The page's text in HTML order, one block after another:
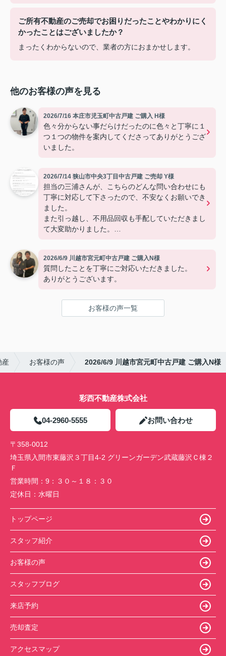
ご所有不動産のご売却でお困りだったことやわかりにく
かったことはございましたか？
まったくわからないので、業者の方におまかせします。
他のお客様の声を見る
2026/7/16 本庄市児玉町中古戸建 ご購入 H様
色々分からない事だらけだったのに色々と丁寧に１
つ１つの物件を案内してくださってありがとうござ
いました。
2026/7/14 狭山市中央3丁目中古戸建 ご売却 Y様
担当の三浦さんが、こちらのどんな問い合わせにも
丁寧に対応して下さったので、不安なくお願いでき
ました。
また引っ越し、不用品回収も手配していただきまし
て大変助かりました。
2026/6/9 川越市宮元町中古戸建 ご購入N様
質問したことを丁寧にご対応いただきました。
ありがとうございます。
お客様の声一覧
産 お客様の声 2026/6/9 川越市宮元町中古戸建 ご購入N様
彩西不動産株式会社
04-2960-5555 お問い合わせ
〒358-0012
埼玉県入間市東藤沢３丁目4-2 グリーンガーデン武蔵藤沢Ｃ棟２
Ｆ
営業時間： 9：３０～１８：３０
定休日： 水曜日
トップページ
スタッフ紹介
お客様の声
スタッフブログ
来店予約
売却査定
アクセスマップ